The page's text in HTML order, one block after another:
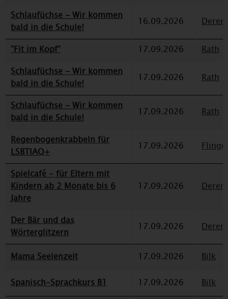
Schlaufüchse - Wir kommen
bald in die Schule!
16.09.2026
"Fit im Kopf" 17.09.2026
Rath
Schlaufüchse - Wir kommen
bald in die Schule!
17.09.2026 Rath
Schlaufüchse - Wir kommen
bald in die Schule!
17.09.2026 Rath
Regenbogenkrabbeln für
LSBTIAQ+
17.09.2026
Spielcafé - für Eltern mit
Kindern ab 2 Monate bis 6
Jahre
17.09.2026
Der Bär und das
Wörterglitzern
17.09.2026
Mama Seelenzeit 17.09.2026 Bilk
Spanisch-Sprachkurs B1 17.09.2026
Bilk